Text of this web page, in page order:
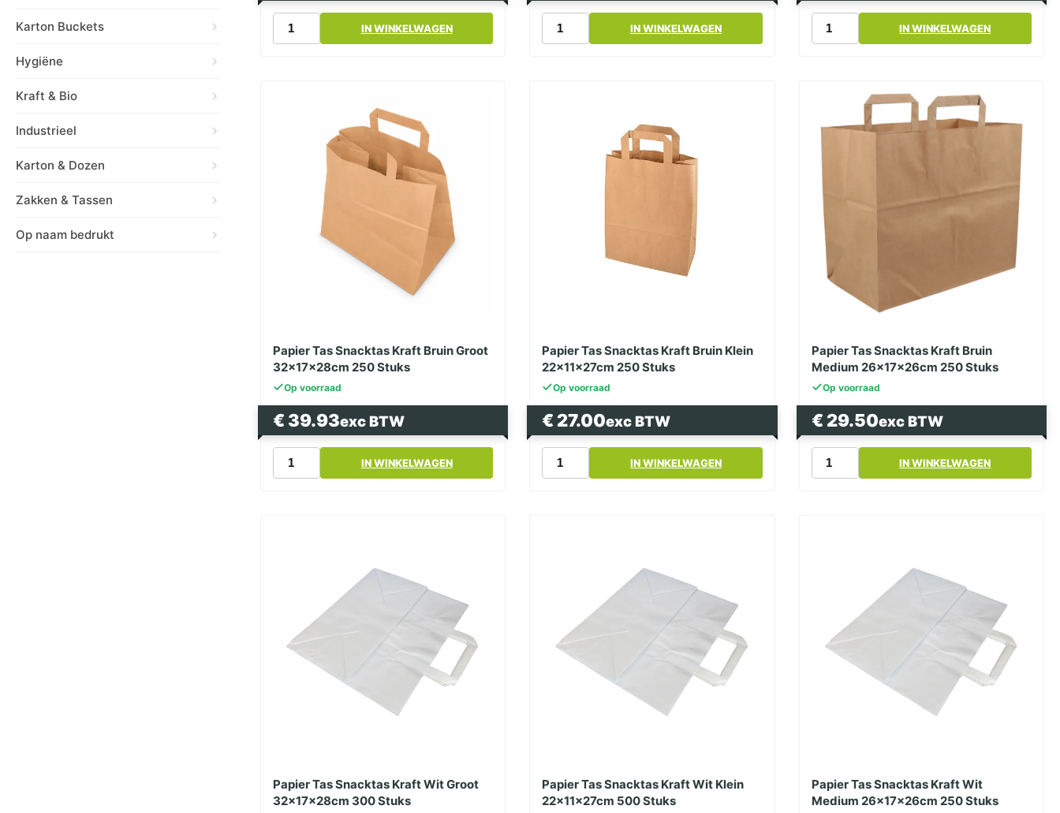
Karton Buckets
Hygiëne
Kraft & Bio
Industrieel
Karton & Dozen
Zakken & Tassen
Op naam bedrukt
Papier
Tas
IN WINKELWAGEN
Papier
Tas
IN WINKELWAGEN
Papier
Tas
32x17x28cm
250
Stuks
IN WINKELWAGEN
Papier Tas Snacktas Kraft Bruin Groot
32x17x28cm 250 Stuks
Op voorraad
€ 39.93exc BTW
Papier
Tas
IN WINKELWAGEN
Papier Tas Snacktas Kraft Bruin Klein
22x11x27cm 250 Stuks
Op voorraad
€ 27.00exc BTW
Papier
Tas
IN WINKELWAGEN
Papier Tas Snacktas Kraft Bruin
Medium 26x17x26cm 250 Stuks
Op voorraad
€ 29.50exc BTW
Papier
Tas
IN WINKELWAGEN
Papier Tas Snacktas Kraft Wit Groot
32x17x28cm 300 Stuks
Papier Tas Snacktas Kraft Wit Klein
22x11x27cm 500 Stuks
Papier Tas Snacktas Kraft Wit
Medium 26x17x26cm 250 Stuks